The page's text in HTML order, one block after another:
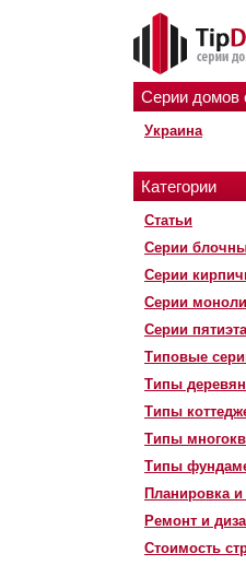
Серии домов
Украина
Категории
Статьи
Серии
Серии
Серии
Серии
Типовые
Типы
Типы
Типы
Типы
Планировка
Ремонт и
Стоимость